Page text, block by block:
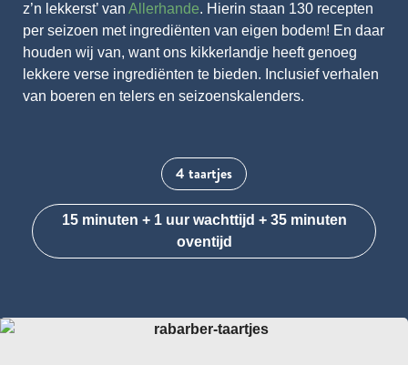
z’n lekkerst’ van Allerhande. Hierin staan 130 recepten
per seizoen met ingrediënten van eigen bodem! En daar
houden wij van, want ons kikkerlandje heeft genoeg
lekkere verse ingrediënten te bieden. Inclusief verhalen
van boeren en telers en seizoenskalenders.
4 taartjes
15 minuten + 1 uur wachttijd + 35 minuten
oventijd